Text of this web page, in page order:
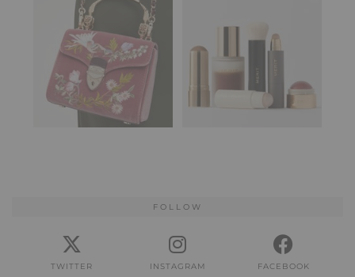
FOLLOW
TWITTER INSTAGRAM FACEBOOK